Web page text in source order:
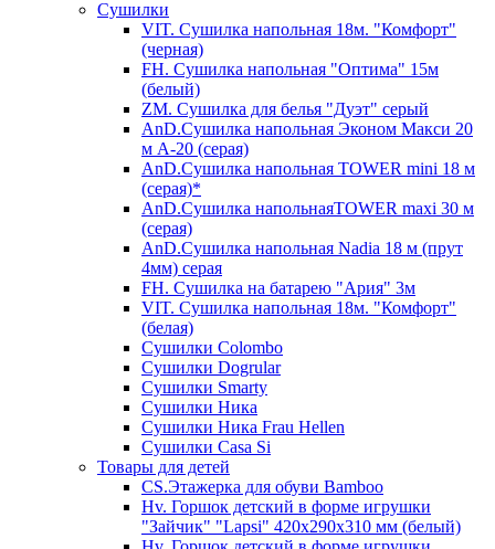
Сушилки
VIT. Сушилка напольная 18м. "Комфорт"
(черная)
FH. Сушилка напольная "Оптима" 15м
(белый)
ZM. Сушилка для белья "Дуэт" серый
AnD.Сушилка напольная Эконом Макси 20
м А-20 (серая)
AnD.Сушилка напольная TOWER mini 18 м
(серая)*
AnD.Сушилка напольнаяTOWER maxi 30 м
(серая)
AnD.Сушилка напольная Nadia 18 м (прут
4мм) серая
FH. Сушилка на батарею "Ария" 3м
VIT. Сушилка напольная 18м. "Комфорт"
(белая)
Cушилки Colombo
Сушилки Dogrular
Сушилки Smarty
Сушилки Ника
Сушилки Ника Frau Hellen
Сушилки Сasa Si
Товары для детей
CS.Этажерка для обуви Bamboo
Hv. Горшок детский в форме игрушки
"Зайчик" "Lapsi" 420х290х310 мм (белый)